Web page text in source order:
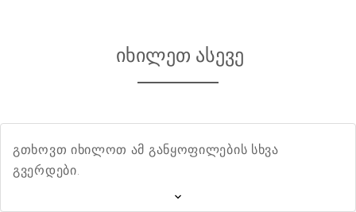
იხილეთ ასევე
გთხოვთ იხილოთ ამ განყოფილების სხვა
გვერდები.